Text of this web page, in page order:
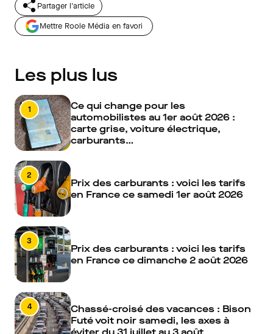
Partager l'article
Mettre Roole Média en favori
Les plus lus
1
Ce qui change pour les
automobilistes au 1er août 2026 :
carte grise, voiture électrique,
carburants…
2
Prix des carburants : voici les tarifs
en France ce samedi 1er août 2026
3
Prix des carburants : voici les tarifs
en France ce dimanche 2 août 2026
4
Chassé-croisé des vacances : Bison
Futé voit noir samedi, les axes à